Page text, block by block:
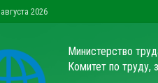
2026
Министерство
Комитет по труду,